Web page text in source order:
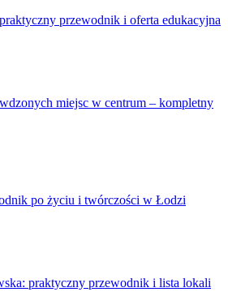
przewodnik i oferta edukacyjna
miejsc w centrum – kompletny
po życiu i twórczości w Łodzi
praktyczny przewodnik i lista lokali